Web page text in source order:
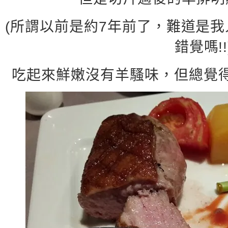
(所謂以前是約7年前了，難道是
錯覺嗎
吃起來鮮嫩沒有羊騷味，但總覺